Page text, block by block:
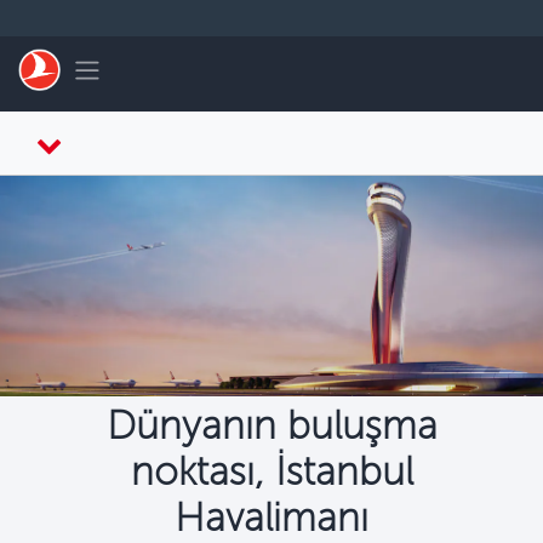
Toggle navigation
Dünyanın buluşma
noktası, İstanbul
Havalimanı